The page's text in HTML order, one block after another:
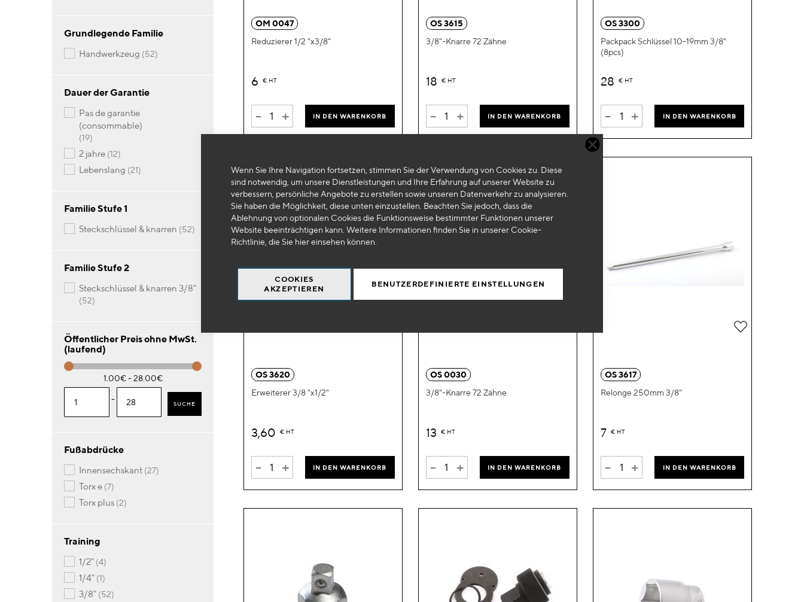
Wenn Sie Ihre Navigation fortsetzen, stimmen Sie der Verwendung von Cookies zu. Diese
sind notwendig, um unsere Dienstleistungen und Ihre Erfahrung auf unserer Website zu
verbessern, persönliche Angebote zu erstellen sowie unseren Datenverkehr zu analysieren.
Sie haben die Möglichkeit, diese unten einzustellen. Beachten Sie jedoch, dass die
Ablehnung von optionalen Cookies die Funktionsweise bestimmter Funktionen unserer
Website beeinträchtigen kann. Weitere Informationen finden Sie in unserer Cookie-
Richtlinie, die Sie hiereinsehen können.
COOKIES
AKZEPTIEREN
BENUTZERDEFINIERTE EINSTELLUNGEN
OM 0047
Reduzierer 1/2 "x3/8"
6 € HT
- + IN DEN WARENKORB
hinzufügen
OS 3615
3/8"-Knarre 72 Zähne
18 € HT
- + IN DEN WARENKORB
hinzufügen
OS 3300
Packpack Schlüssel 10-19mm 3/8"
(8pcs)
28 € HT
- + IN DEN WARENKORB
OS 3620
Erweiterer 3/8 "x1/2"
3,60 € HT
- + IN DEN WARENKORB
hinzufügen
OS 0030
3/8"-Knarre 72 Zähne
13 € HT
- + IN DEN WARENKORB
hinzufügen
OS 3617
Relonge 250mm 3/8"
7 € HT
- + IN DEN WARENKORB
Zur
Grundlegende Familie
handwerkzeug 52Artikel
Dauer der Garantie
pas de garantie
(consommable)
19Artikel
2 jahre 12Artikel
lebenslang 21Artikel
Familie Stufe 1
steckschlüssel & knarren 52Artikel
Familie Stufe 2
steckschlüssel & knarren 3/8"
52Artikel
Öffentlicher Preis ohne MwSt.
(laufend)
1.00€ - 28.00€
- SUCHE
Fußabdrücke
innensechskant 27Artikel
torx e 7Artikel
torx plus 2Artikel
Training
1/2" 4Artikel
1/4" 1Artikel
3/8" 52Artikel